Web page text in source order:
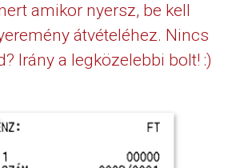
amikor nyersz, be kell
átvételéhez. Nincs
Irány a legközelebbi bolt! :)